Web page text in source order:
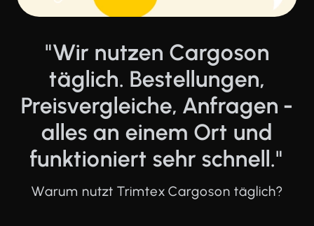
"Wir nutzen Cargoson
täglich. Bestellungen,
Preisvergleiche, Anfragen -
alles an einem Ort und
funktioniert sehr schnell."
Warum nutzt Trimtex Cargoson täglich?